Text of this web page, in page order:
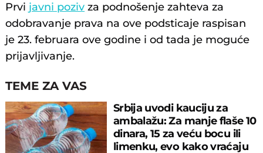
Prvi javni poziv za podnošenje zahteva za
odobravanje prava na ove podsticaje raspisan
je 23. februara ove godine i od tada je moguće
prijavljivanje.
TEME ZA VAS
Srbija uvodi kauciju za
ambalažu: Za manje flaše 10
dinara, 15 za veću bocu ili
limenku, evo kako vraćaju